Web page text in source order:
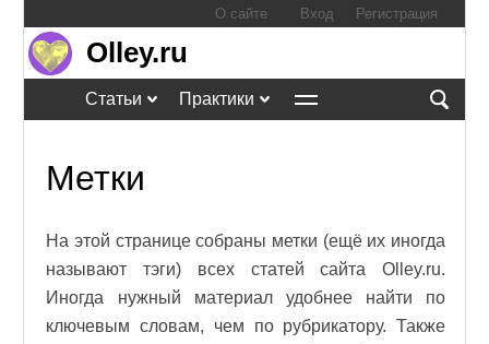
Вход Регистрация
О сайте
Olley.ru
Статьи Практики
Метки
На этой странице собраны метки (ещё их иногда
называют тэги) всех статей сайта Olley.ru.
Иногда нужный материал удобнее найти по
ключевым словам, чем по рубрикатору. Также